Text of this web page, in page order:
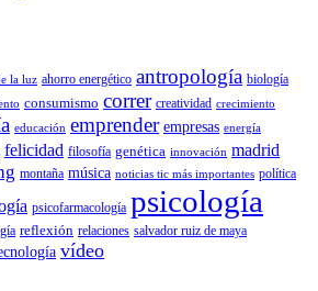
la luz ahorro energético antropología biología
consumismo correr creatividad crecimiento
educación emprender empresas energía
felicidad filosofía genética innovación madrid
montaña música noticias tic más importantes política
psicofarmacología psicología
reflexión relaciones salvador ruiz de maya
vídeo